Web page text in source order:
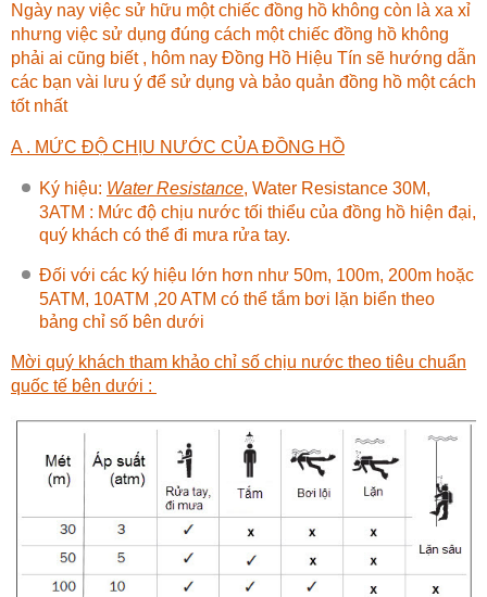
Ngày nay việc sử hữu một chiếc đồng hồ không còn là xa xỉ
nhưng việc sử dụng đúng cách một chiếc đồng hồ không
phải ai cũng biết , hôm nay Đồng Hồ Hiệu Tín sẽ hướng dẫn
các bạn vài lưu ý để sử dụng và bảo quản đồng hồ một cách
tốt nhất
A . MỨC ĐỘ CHỊU NƯỚC CỦA ĐỒNG HỒ
Ký hiệu: Water Resistance, Water Resistance 30M,
3ATM : Mức độ chịu nước tối thiểu của đồng hồ hiện đại,
quý khách có thể đi mưa rửa tay.
Đối với các ký hiệu lớn hơn như 50m, 100m, 200m hoặc
5ATM, 10ATM ,20 ATM có thể tắm bơi lặn biển theo
bảng chỉ số bên dưới
Mời quý khách tham khảo chỉ số chịu nước theo tiêu chuẩn
quốc tế bên dưới :